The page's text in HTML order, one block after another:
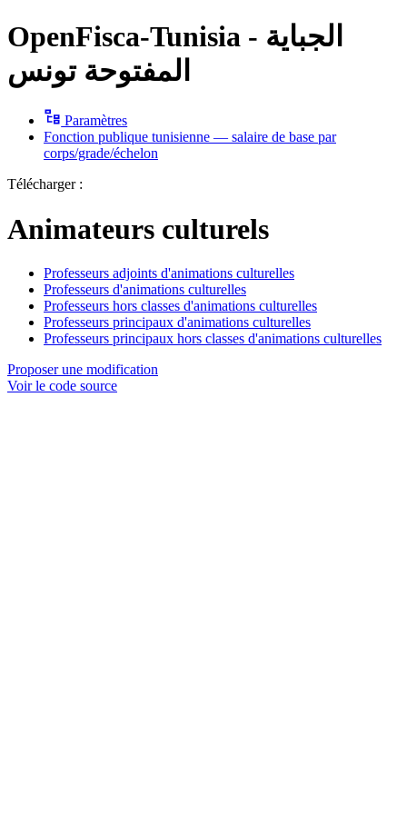
OpenFisca-Tunisia - الجباية
المفتوحة تونس
Paramètres
Fonction publique tunisienne — salaire de base par
corps/grade/échelon
Télécharger :
Animateurs culturels
Professeurs adjoints d'animations culturelles
Professeurs d'animations culturelles
Professeurs hors classes d'animations culturelles
Professeurs principaux d'animations culturelles
Professeurs principaux hors classes d'animations culturelles
Proposer une modification
Voir le code source